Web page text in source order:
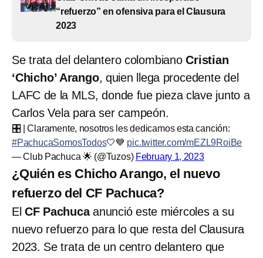
“refuerzo” en ofensiva para el Clausura
2023
Se trata del delantero colombianoCristian
‘Chicho’ Arango, quien llega procedente del
LAFC de la MLS, donde fue pieza clave junto a
Carlos Vela para ser campeón.
🎛️ | Claramente, nosotros les dedicamos esta canción:
#PachucaSomosTodos🤍💙 pic.twitter.com/mEZL9RoiBe
— Club Pachuca 🌟 (@Tuzos) February 1, 2023
¿Quién es Chicho Arango, el nuevo
refuerzo del CF Pachuca?
El CF Pachucaanunció este miércoles a su
nuevo refuerzo para lo que resta del Clausura
2023. Se trata de un centro delantero que